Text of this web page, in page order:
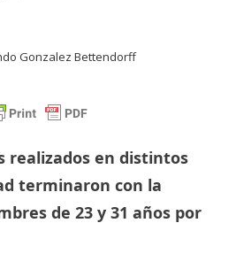
Gonzalez Bettendorff
realizados en distintos
terminaron con la
de 23 y 31 años por